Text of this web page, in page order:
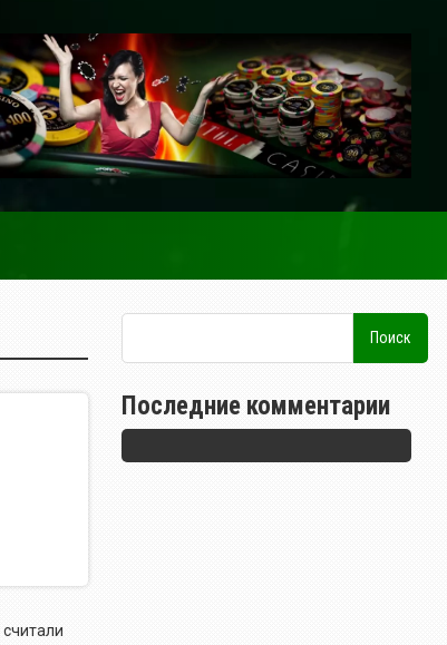
Последние комментарии